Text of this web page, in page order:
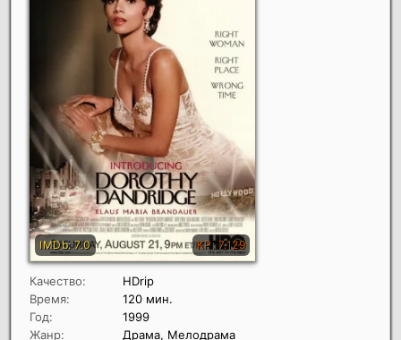
Качество:
HDrip
Время:
120 мин.
Год:
1999
Жанр:
Драма, Мелодрама